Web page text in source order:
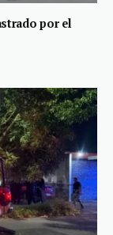
por el